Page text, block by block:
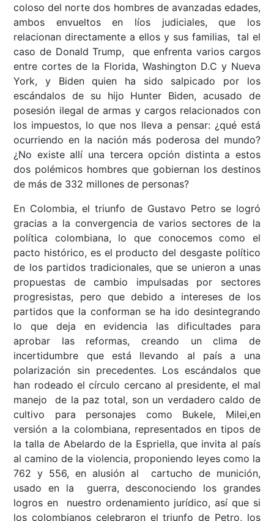
coloso del norte dos hombres de avanzadas edades,
ambos envueltos en líos judiciales, que los
relacionan directamente a ellos y sus familias, tal el
caso de Donald Trump, que enfrenta varios cargos
entre cortes de la Florida, Washington D.C y Nueva
York, y Biden quien ha sido salpicado por los
escándalos de su hijo Hunter Biden, acusado de
posesión ilegal de armas y cargos relacionados con
los impuestos, lo que nos lleva a pensar: ¿qué está
ocurriendo en la nación más poderosa del mundo?
¿No existe allí una tercera opción distinta a estos
dos polémicos hombres que gobiernan los destinos
de más de 332 millones de personas?
En Colombia, el triunfo de Gustavo Petro se logró
gracias a la convergencia de varios sectores de la
política colombiana, lo que conocemos como el
pacto histórico, es el producto del desgaste político
de los partidos tradicionales, que se unieron a unas
propuestas de cambio impulsadas por sectores
progresistas, pero que debido a intereses de los
partidos que la conforman se ha ido desintegrando
lo que deja en evidencia las dificultades para
aprobar las reformas, creando un clima de
incertidumbre que está llevando al país a una
polarización sin precedentes. Los escándalos que
han rodeado el círculo cercano al presidente, el mal
manejo de la paz total, son un verdadero caldo de
cultivo para personajes como Bukele, Milei,en
versión a la colombiana, representados en tipos de
la talla de Abelardo de la Espriella, que invita al país
al camino de la violencia, proponiendo leyes como la
762 y 556, en alusión al cartucho de munición,
usado en la guerra, desconociendo los grandes
logros en nuestro ordenamiento jurídico, así que si
los colombianos celebraron el triunfo de Petro, los